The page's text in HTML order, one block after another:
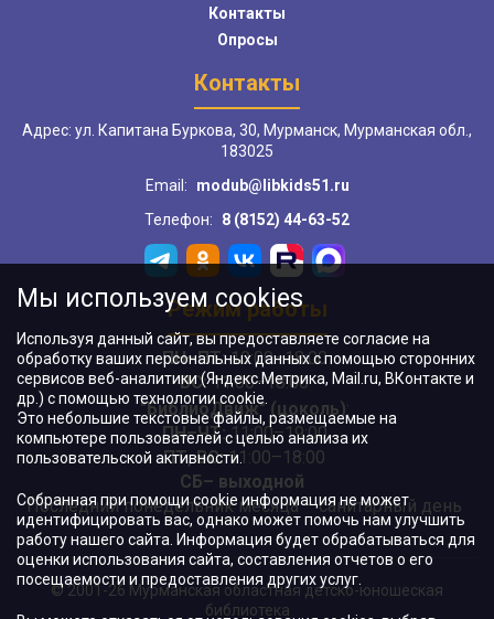
Контакты
Опросы
Контакты
Адрес: ул. Капитана Буркова, 30, Мурманск, Мурманская обл.,
183025
Email:
modub@libkids51.ru
Телефон:
8 (8152) 44-63-52
Режим работы
ПН–ПТ:10:00–18:00
ВС:11:00–18:00
"БиблиоДвиж" (цоколь):
ПН–ЧТ:11:00–19:00
ПТ, ВС:11:00–18:00
СБ– выходной
Последний понедельник месяца – санитарный день
© 2001-26 Мурманская областная детско-юношеская
библиотека
Мы используем cookies
Используя данный сайт, вы предоставляете согласие на
обработку ваших персональных данных с помощью сторонних
сервисов веб-аналитики (Яндекс.Метрика, Mail.ru, ВКонтакте и
др.) с помощью технологии cookie.
Это небольшие текстовые файлы, размещаемые на
компьютере пользователей с целью анализа их
пользовательской активности.
Собранная при помощи cookie информация не может
идентифицировать вас, однако может помочь нам улучшить
работу нашего сайта. Информация будет обрабатываться для
оценки использования сайта, составления отчетов о его
посещаемости и предоставления других услуг.